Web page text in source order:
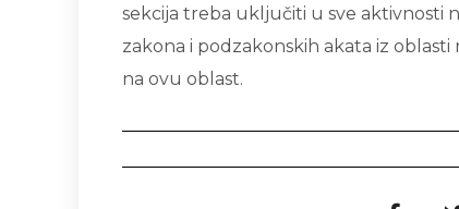
sekcija treba uključiti u sve aktivnosti
zakona i podzakonskih akata iz
na ovu oblast.